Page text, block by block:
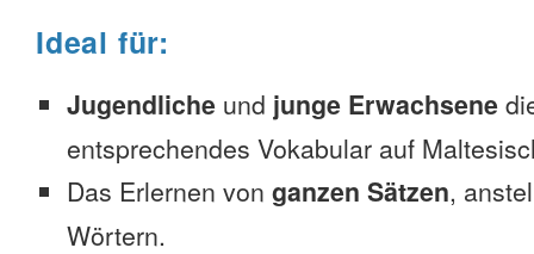
Ideal für:
Jugendliche und junge Erwachsene
entsprechendes Vokabular auf
Das Erlernen von ganzen Sätzen,
Wörtern.